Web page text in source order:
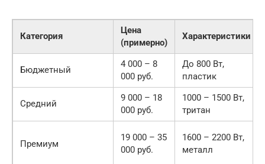
Категория
Цена
(примерно)
Характеристики
Бюджетный
4 000 – 8
000 руб.
До 800 Вт,
пластик
Средний
9 000 – 18
000 руб.
1000 – 1500 Вт,
тритан
Премиум
19 000 – 35
000 руб.
1600 – 2200 Вт,
металл